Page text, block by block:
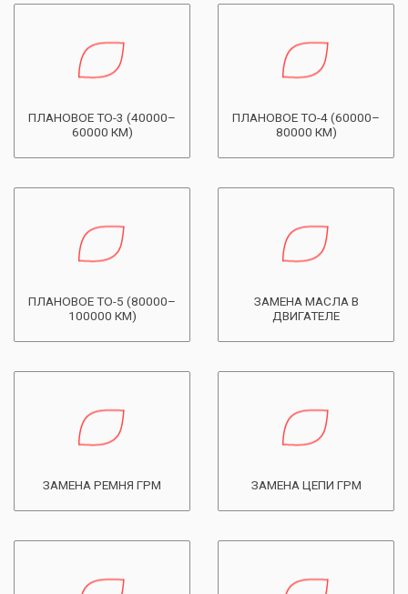
ПЛАНОВОЕ ТО-3 (40000–
60000 КМ)
ПЛАНОВОЕ ТО-4 (60000–
80000 КМ)
ПЛАНОВОЕ ТО-5 (80000–
100000 КМ)
ЗАМЕНА МАСЛА В
ДВИГАТЕЛЕ
ЗАМЕНА РЕМНЯ ГРМ ЗАМЕНА ЦЕПИ ГРМ